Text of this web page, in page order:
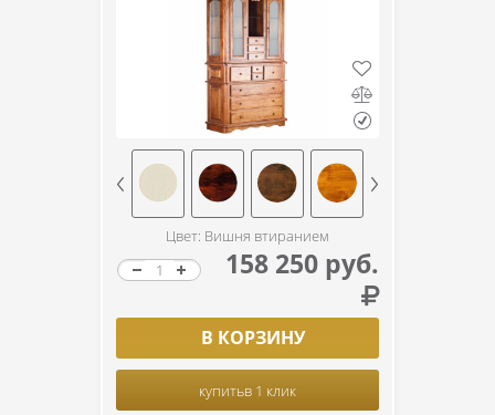
Цвет: Вишня втиранием
158 250 руб.
В КОРЗИНУ
купитьв 1 клик